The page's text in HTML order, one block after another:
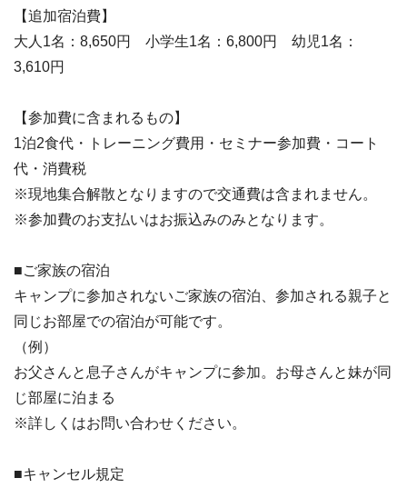
【追加宿泊費】
大人1名：8,650円 小学生1名：6,800円 幼児1名：
3,610円
【参加費に含まれるもの】
1泊2食代・トレーニング費用・セミナー参加費・コート
代・消費税
※現地集合解散となりますので交通費は含まれません。
※参加費のお支払いはお振込みのみとなります。
■ご家族の宿泊
キャンプに参加されないご家族の宿泊、参加される親子と
同じお部屋での宿泊が可能です。
（例）
お父さんと息子さんがキャンプに参加。お母さんと妹が同
じ部屋に泊まる
※詳しくはお問い合わせください。
■キャンセル規定